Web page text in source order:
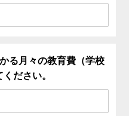
る月々の教育費（学校
ださい。